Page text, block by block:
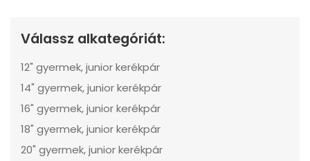
Válassz alkategóriát:
12" gyermek, junior kerékpár
14" gyermek, junior kerékpár
16" gyermek, junior kerékpár
18" gyermek, junior kerékpár
20" gyermek, junior kerékpár